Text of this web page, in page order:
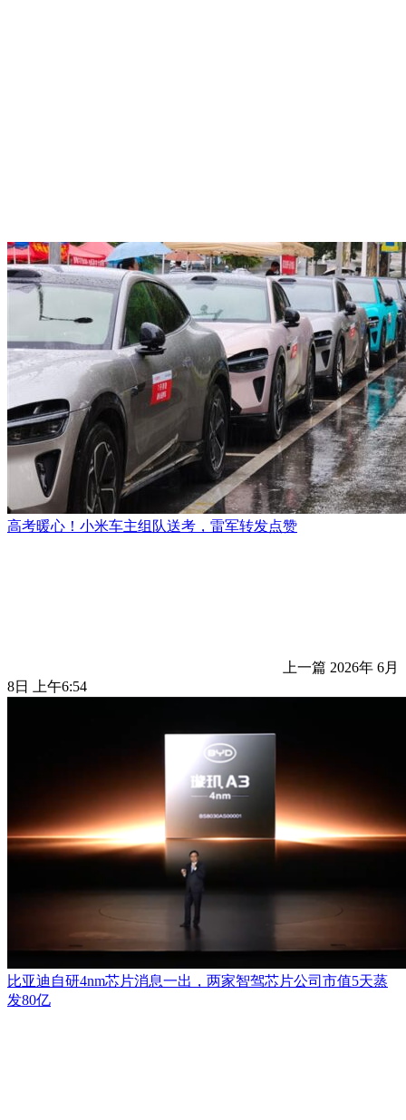
高考暖心！小米车主组队送考，雷军转发点赞
上一篇 2026年 6月
8日 上午6:54
比亚迪自研4nm芯片消息一出，两家智驾芯片公司市值5天蒸
发80亿